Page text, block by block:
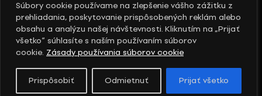
Súbory cookie používame na zlepšenie vášho zážitku z
prehliadania, poskytovanie prispôsobených reklám alebo
obsahu a analýzu našej návštevnosti. Kliknutím na „Prijať
všetko“ súhlasíte s naším používaním súborov
cookie. Zásady používania súborov cookie
Prispôsobiť Odmietnuť Prijať všetko
© 2010 - 2026 Slovenské centrum dizajnu, Všetky
práva vyhradené